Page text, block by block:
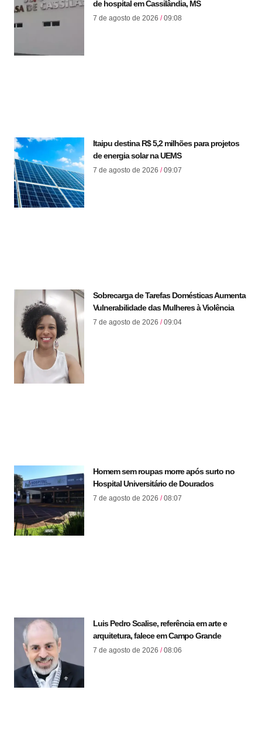
de hospital em Cassilândia, MS
7 de agosto de 2026 09:08
Itaipu destina R$ 5,2 milhões para projetos
de energia solar na UEMS
7 de agosto de 2026 09:07
Sobrecarga de Tarefas Domésticas Aumenta
Vulnerabilidade das Mulheres à Violência
7 de agosto de 2026 09:04
Homem sem roupas morre após surto no
Hospital Universitário de Dourados
7 de agosto de 2026 08:07
Luis Pedro Scalise, referência em arte e
arquitetura, falece em Campo Grande
7 de agosto de 2026 08:06